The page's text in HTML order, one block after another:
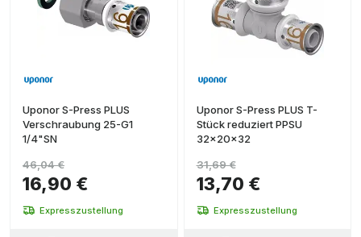
Uponor S-Press PLUS
Verschraubung 25-G1
1/4"SN
16,90 €
46,04 €
Expresszustellung
Uponor S-Press PLUS T-
Stück reduziert PPSU
32x20x32
13,70 €
31,69 €
Expresszustellung